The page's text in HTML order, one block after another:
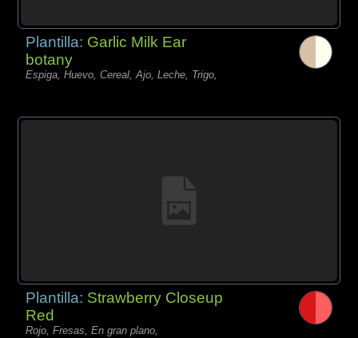
Plantilla: Garlic Milk Ear
botany
Espiga, Huevo, Cereal, Ajo, Leche, Trigo,
Plantilla: Strawberry Closeup
Red
Rojo, Fresas, En gran plano,